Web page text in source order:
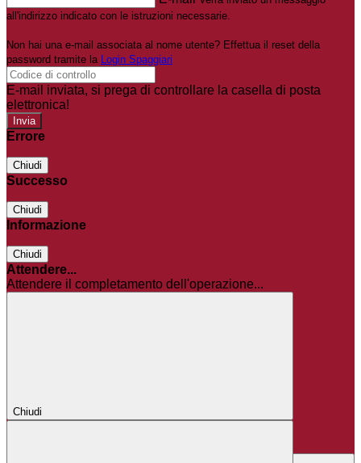
all'indirizzo indicato con le istruzioni necessarie.
Non hai una e-mail associata al nome utente? Effettua il reset della
password tramite la Login Spaggiari
E-mail inviata, si prega di controllare la casella di posta
elettronica!
Errore
Chiudi
Successo
Chiudi
Informazione
Chiudi
Attendere...
Attendere il completamento dell'operazione...
Chiudi